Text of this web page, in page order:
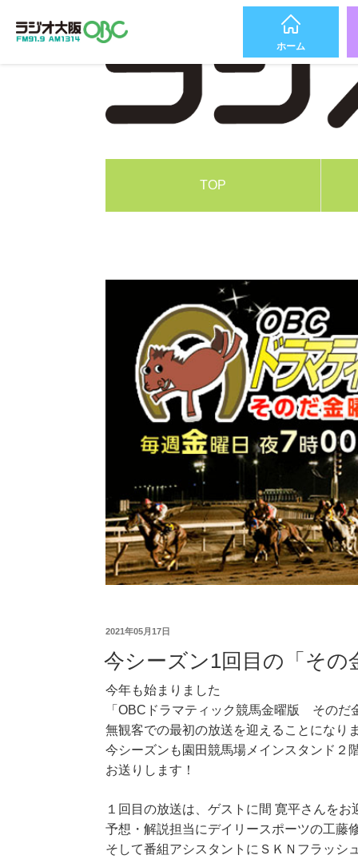
ホーム
TOP
2021年05月17日
今シーズン1回目の「その
今年も始まりました
「OBCドラマティック競馬金曜版 そのだ
無観客での最初の放送を迎えることになり
今シーズンも園田競馬場メインスタンド２
お送りします！
１回目の放送は、ゲストに間 寛平さんをお
予想・解説担当にデイリースポーツの工藤
そして番組アシスタントにＳＫＮフラッシ